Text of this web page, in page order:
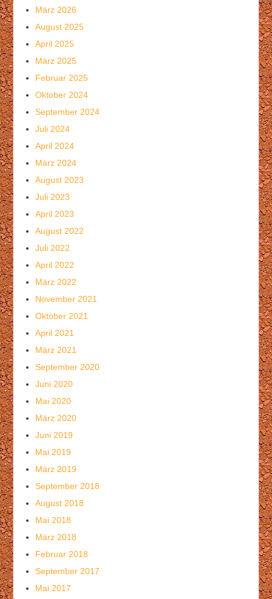
März 2026
August 2025
April 2025
März 2025
Februar 2025
Oktober 2024
September 2024
Juli 2024
April 2024
März 2024
August 2023
Juli 2023
April 2023
August 2022
Juli 2022
April 2022
März 2022
November 2021
Oktober 2021
April 2021
März 2021
September 2020
Juni 2020
Mai 2020
März 2020
Juni 2019
Mai 2019
März 2019
September 2018
August 2018
Mai 2018
März 2018
Februar 2018
September 2017
Mai 2017